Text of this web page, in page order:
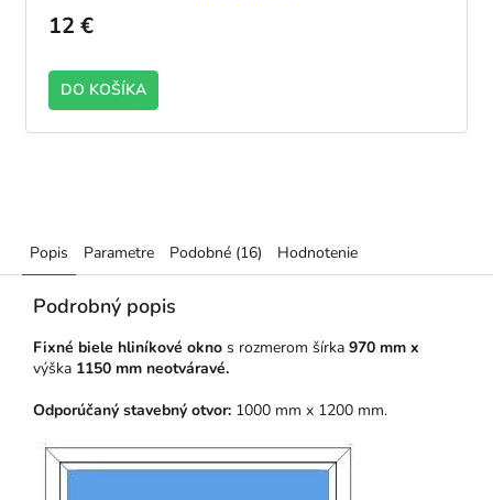
12 €
DO KOŠÍKA
Popis Parametre Podobné (16) Hodnotenie
Podrobný popis
Fixné biele hliníkové okno s rozmerom šírka 970 mm x
výška 1150 mm neotváravé.
Odporúčaný stavebný otvor: 1000 mm x 1200 mm.